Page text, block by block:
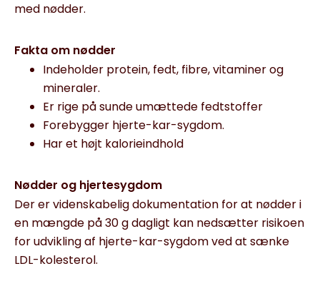
med nødder.
Fakta om nødder
Indeholder protein, fedt, fibre, vitaminer og
mineraler.
Er rige på sunde umættede fedtstoffer
Forebygger hjerte-kar-sygdom.
Har et højt kalorieindhold
Nødder og hjertesygdom
Der er videnskabelig dokumentation for at nødder i
en mængde på 30 g dagligt kan nedsætter risikoen
for udvikling af hjerte-kar-sygdom ved at sænke
LDL-kolesterol.